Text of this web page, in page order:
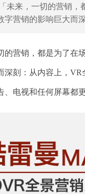
「未来，一切的营销
字营销的影响巨大而
的营销，都是为了
深刻：从内容上，
、电视和任何屏幕都